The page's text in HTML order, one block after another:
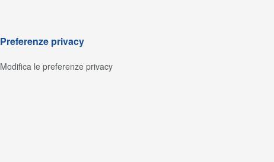
Preferenze privacy
Modifica le preferenze privacy